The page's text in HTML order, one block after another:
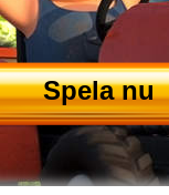
Spela nu